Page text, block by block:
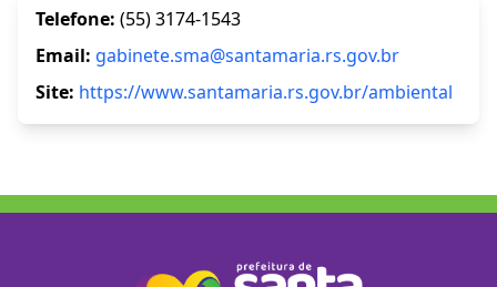
Telefone: (55) 3174-1543
Email: gabinete.sma@santamaria.rs.gov.br
Site: https://www.santamaria.rs.gov.br/ambiental